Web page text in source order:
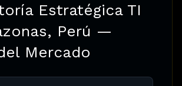
Estratégica TI
Perú —
Mercado